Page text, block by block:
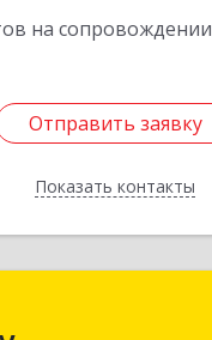
на сопровождении
Отправить заявку
Показать контакты
Отправить заявку
Назад